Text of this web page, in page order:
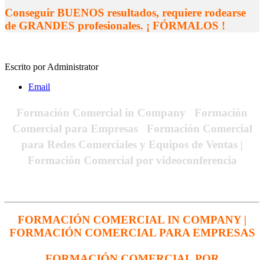
Conseguir BUENOS resultados, requiere rodearse
de GRANDES profesionales. ¡ FÓRMALOS !
Escrito porAdministrator
Email
Formación Comercial in Company Formación
Comercial para Empresas Formación Comercial
para Redes Comerciales y Equipos de Ventas |
Formación Comercial por videoconferencia
FORMACIÓN COMERCIAL IN COMPANY |
FORMACIÓN COMERCIAL PARA EMPRESAS